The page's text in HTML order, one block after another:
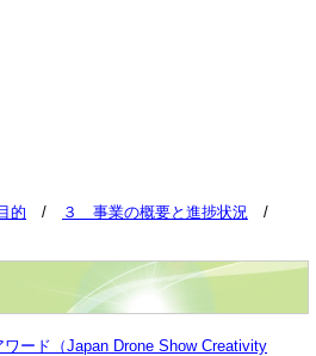
的 / ３ 事業の概要と進捗状況 /
ワード（Japan Drone Show Creativity